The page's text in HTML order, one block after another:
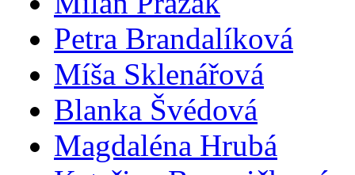
Petra Brandalíková
Míša Sklenářová
Blanka Švédová
Magdaléna Hrubá